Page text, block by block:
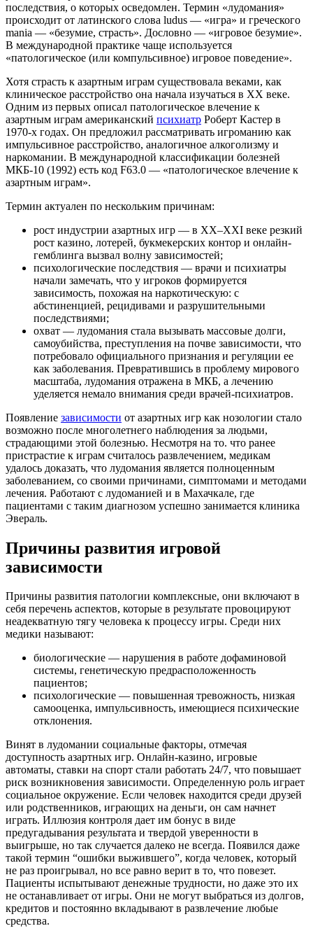
последствия, о которых осведомлен. Термин «лудомания»
происходит от латинского слова ludus — «игра» и греческого
mania — «безумие, страсть». Дословно — «игровое безумие».
В международной практике чаще используется
«патологическое (или компульсивное) игровое поведение».
Хотя страсть к азартным играм существовала веками, как
клиническое расстройство она начала изучаться в XX веке.
Одним из первых описал патологическое влечение к
азартным играм американский психиатр Роберт Кастер в
1970-х годах. Он предложил рассматривать игроманию как
импульсивное расстройство, аналогичное алкоголизму и
наркомании. В международной классификации болезней
МКБ-10 (1992) есть код F63.0 — «патологическое влечение к
азартным играм».
Термин актуален по нескольким причинам:
рост индустрии азартных игр — в XX–XXI веке резкий
рост казино, лотерей, букмекерских контор и онлайн-
гемблинга вызвал волну зависимостей;
психологические последствия — врачи и психиатры
начали замечать, что у игроков формируется
зависимость, похожая на наркотическую: с
абстиненцией, рецидивами и разрушительными
последствиями;
охват — лудомания стала вызывать массовые долги,
самоубийства, преступления на почве зависимости, что
потребовало официального признания и регуляции ее
как заболевания. Превратившись в проблему мирового
масштаба, лудомания отражена в МКБ, а лечению
уделяется немало внимания среди врачей-психиатров.
Появление зависимости от азартных игр как нозологии стало
возможно после многолетнего наблюдения за людьми,
страдающими этой болезнью. Несмотря на то. что ранее
пристрастие к играм считалось развлечением, медикам
удалось доказать, что лудомания является полноценным
заболеванием, со своими причинами, симптомами и методами
лечения. Работают с лудоманией и в Махачкале, где
пациентами с таким диагнозом успешно занимается клиника
Эвераль.
Причины развития игровой
зависимости
Причины развития патологии комплексные, они включают в
себя перечень аспектов, которые в результате провоцируют
неадекватную тягу человека к процессу игры. Среди них
медики называют:
биологические — нарушения в работе дофаминовой
системы, генетическую предрасположенность
пациентов;
психологические — повышенная тревожность, низкая
самооценка, импульсивность, имеющиеся психические
отклонения.
Винят в лудомании социальные факторы, отмечая
доступность азартных игр. Онлайн-казино, игровые
автоматы, ставки на спорт стали работать 24/7, что повышает
риск возникновения зависимости. Определенную роль играет
социальное окружение. Если человек находится среди друзей
или родственников, играющих на деньги, он сам начнет
играть. Иллюзия контроля дает им бонус в виде
предугадывания результата и твердой уверенности в
выигрыше, но так случается далеко не всегда. Появился даже
такой термин “ошибки выжившего”, когда человек, который
не раз проигрывал, но все равно верит в то, что повезет.
Пациенты испытывают денежные трудности, но даже это их
не останавливает от игры. Они не могут выбраться из долгов,
кредитов и постоянно вкладывают в развлечение любые
средства.